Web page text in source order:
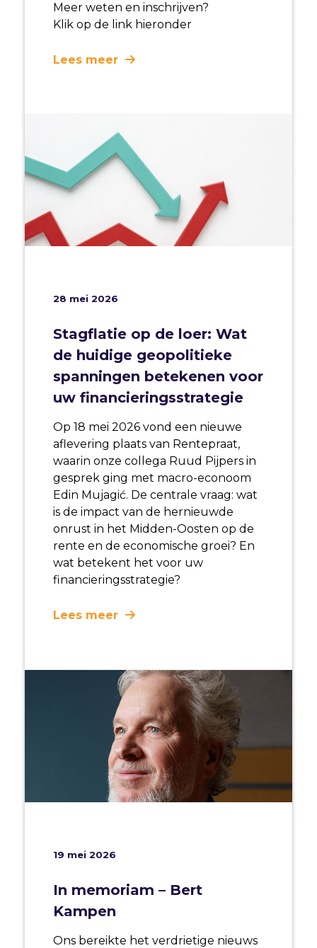
Meer weten en inschrijven?
Klik op de link hieronder
Lees meer
28 mei 2026
Stagflatie op de loer: Wat
de huidige geopolitieke
spanningen betekenen voor
uw financieringsstrategie
Op 18 mei 2026 vond een nieuwe
aflevering plaats van Rentepraat,
waarin onze collega Ruud Pijpers in
gesprek ging met macro-econoom
Edin Mujagić. De centrale vraag: wat
is de impact van de hernieuwde
onrust in het Midden-Oosten op de
rente en de economische groei? En
wat betekent het voor uw
financieringsstrategie?
Lees meer
19 mei 2026
In memoriam – Bert
Kampen
Ons bereikte het verdrietige nieuws